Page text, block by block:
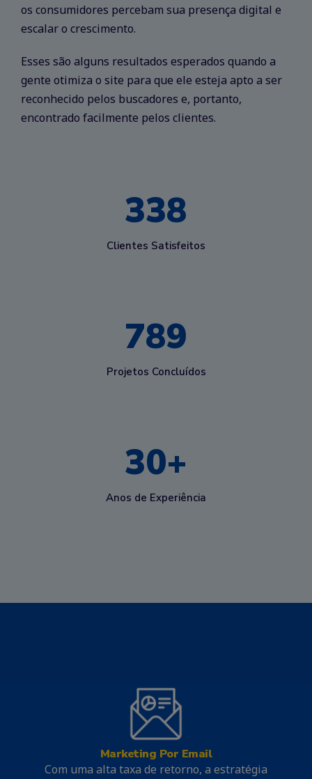
os consumidores percebam sua presença digital e
escalar o crescimento.
Esses são alguns resultados esperados quando a
gente otimiza o site para que ele esteja apto a ser
reconhecido pelos buscadores e, portanto,
encontrado facilmente pelos clientes.
338
Clientes Satisfeitos
789
Projetos Concluídos
30+
Anos de Experiência
Marketing Por Email
Com uma alta taxa de retorno, a estratégia